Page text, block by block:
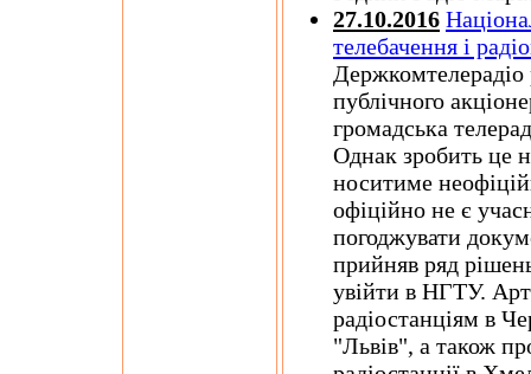
27.10.2016
телебачення і
Держкомтелерадіо
публічного
громадська
Однак зробить це
носитиме
офіційно не є
погоджувати
прийняв ряд
увійти в НГТУ.
радіостанціям в
"Львів", а також